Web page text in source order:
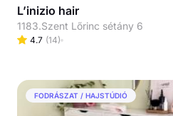
L’inizio hair
1183.Szent Lőrinc sétány 6
4.7 (14)
FODRÁSZAT / HAJSTÚDIÓ